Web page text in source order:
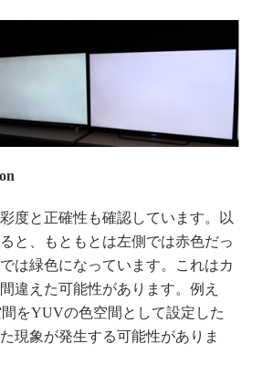
度と正確性も確認しています。以
と、もともとは左側では赤色だっ
は緑色になっています。これはカ
違えた可能性があります。例え
をYUVの色空間として設定した
現象が発生する可能性がありま